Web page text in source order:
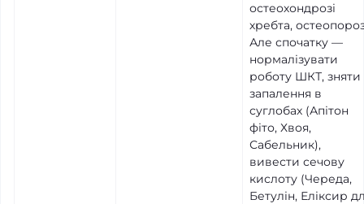
остеохондрозі
хребта,
Але спочатку —
нормалізувати
роботу ШКТ, зняти
запалення в
суглобах (Апітон
фіто, Хвоя,
Сабельник),
вивести сечову
кислоту (Череда,
Бетулін, Еліксир